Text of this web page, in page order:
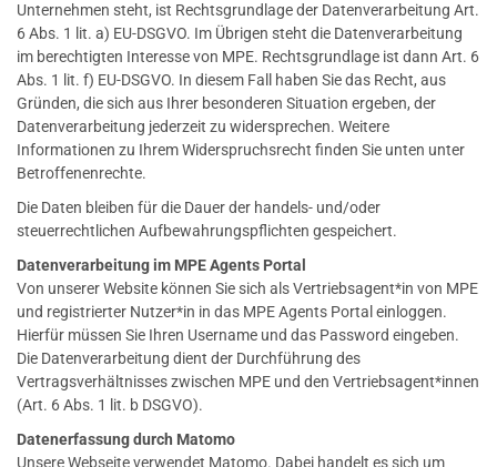
Unternehmen steht, ist Rechtsgrundlage der Datenverarbeitung Art.
6 Abs. 1 lit. a) EU-DSGVO. Im Übrigen steht die Datenverarbeitung
im berechtigten Interesse von MPE. Rechtsgrundlage ist dann Art. 6
Abs. 1 lit. f) EU-DSGVO. In diesem Fall haben Sie das Recht, aus
Gründen, die sich aus Ihrer besonderen Situation ergeben, der
Datenverarbeitung jederzeit zu widersprechen. Weitere
Informationen zu Ihrem Widerspruchsrecht finden Sie unten unter
Betroffenenrechte.
Die Daten bleiben für die Dauer der handels- und/oder
steuerrechtlichen Aufbewahrungspflichten gespeichert.
Datenverarbeitung im MPE Agents Portal
Von unserer Website können Sie sich als Vertriebsagent*in von MPE
und registrierter Nutzer*in in das MPE Agents Portal einloggen.
Hierfür müssen Sie Ihren Username und das Password eingeben.
Die Datenverarbeitung dient der Durchführung des
Vertragsverhältnisses zwischen MPE und den Vertriebsagent*innen
(Art. 6 Abs. 1 lit. b DSGVO).
Datenerfassung durch Matomo
Unsere Webseite verwendet Matomo. Dabei handelt es sich um